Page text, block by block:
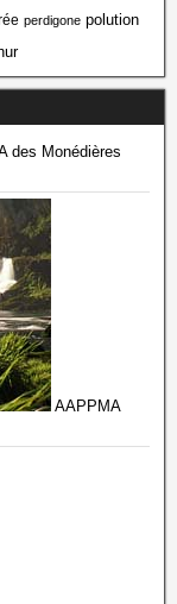
perdigone polution
des Monédières
AAPPMA